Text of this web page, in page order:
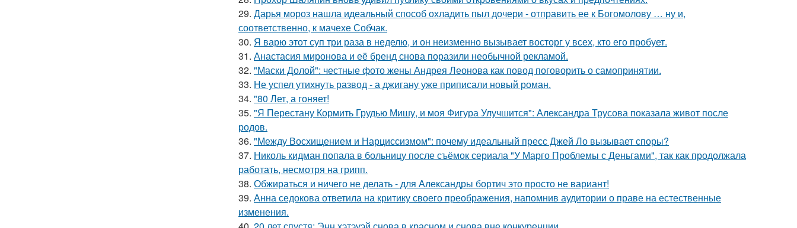
29. Дарья мороз нашла идеальный способ охладить пыл дочери - отправить ее к Богомолову … ну и,
соответственно, к мачехе Собчак.
30. Я варю этот суп три раза в неделю, и он неизменно вызывает восторг у всех, кто его пробует.
31. Анастасия миронова и её бренд снова поразили необычной рекламой.
32. "Маски Долой": честные фото жены Андрея Леонова как повод поговорить о самопринятии.
33. Не успел утихнуть развод - а джигану уже приписали новый роман.
34. "80 Лет, а гоняет!
35. "Я Перестану Кормить Грудью Мишу, и моя Фигура Улучшится": Александра Трусова показала живот после
родов.
36. "Между Восхищением и Нарциссизмом": почему идеальный пресс Джей Ло вызывает споры?
37. Николь кидман попала в больницу после съёмок сериала "У Марго Проблемы с Деньгами", так как продолжала
работать, несмотря на грипп.
38. Обжираться и ничего не делать - для Александры бортич это просто не вариант!
39. Анна седокова ответила на критику своего преображения, напомнив аудитории о праве на естественные
изменения.